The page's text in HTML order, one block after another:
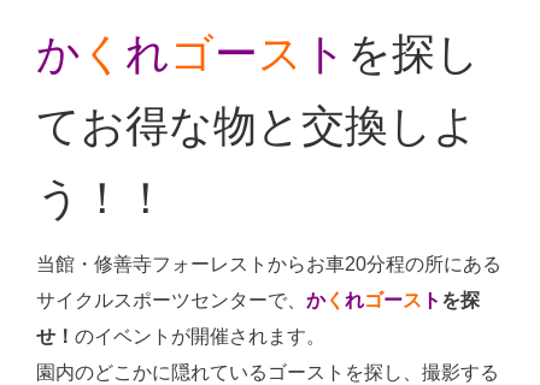
か く れゴース ト を探し
てお得な物と交換しよ
う！！
当館・修善寺フォーレストからお車20分程の所にある
サイクルスポーツセンターで、 かく れゴース ト を探
せ！ のイベントが開催されます。
園内のどこかに隠れているゴーストを探し、撮影する